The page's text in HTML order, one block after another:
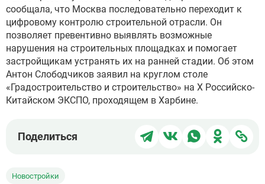
сообщала, что Москва последовательно переходит к
цифровому контролю строительной отрасли. Он
позволяет превентивно выявлять возможные
нарушения на строительных площадках и помогает
застройщикам устранять их на ранней стадии. Об этом
Антон Слободчиков заявил на круглом столе
«Градостроительство и строительство» на X Российско-
Китайском ЭКСПО, проходящем в Харбине.
Поделиться
Поделиться
Поделиться
в
Поделиться
Новостройки